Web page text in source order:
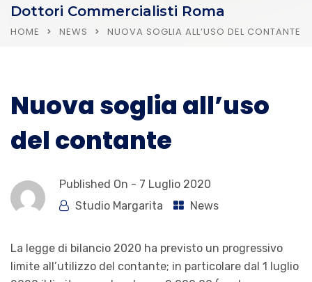
Dottori Commercialisti Roma
HOME NEWS NUOVA SOGLIA ALL’USO DEL CONTANTE
Nuova soglia all’uso
del contante
Published On - 7 Luglio 2020
Studio Margarita
News
La legge di bilancio 2020 ha previsto un progressivo
limite all’utilizzo del contante; in particolare dal 1 luglio